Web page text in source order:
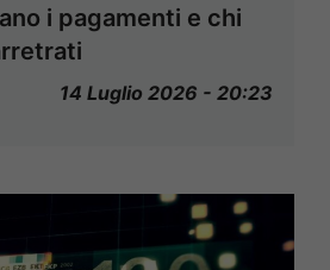
i pagamenti e chi
14 Luglio 2026 - 20:23